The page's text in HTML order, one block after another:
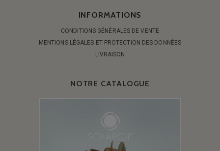
INFORMATIONS
CONDITIONS GÉNÉRALES DE VENTE
MENTIONS LÉGALES ET PROTECTION DES DONNÉES
LIVRAISON
NOTRE CATALOGUE